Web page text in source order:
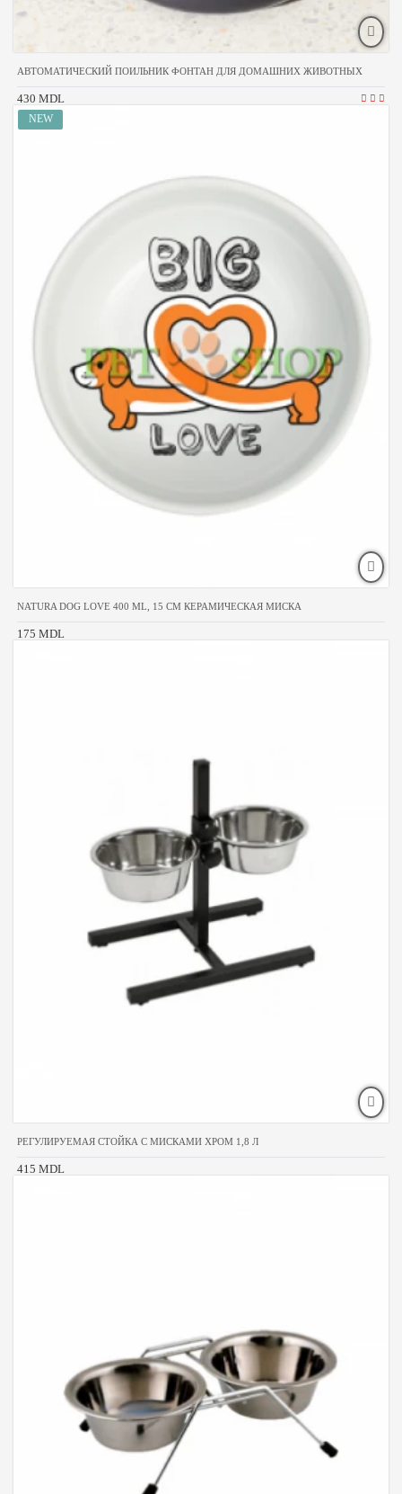
АВТОМАТИЧЕСКИЙ ПОИЛЬНИК ФОНТАН ДЛЯ ДОМАШНИХ ЖИВОТНЫХ
430 MDL
NATURA DOG LOVE 400 ML, 15 CM КЕРАМИЧЕСКАЯ МИСКА
175 MDL
РЕГУЛИРУЕМАЯ СТОЙКА С МИСКАМИ ХРОМ 1,8 Л
415 MDL